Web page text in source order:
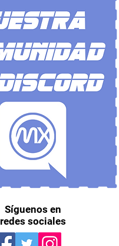
Síguenos en
redes sociales